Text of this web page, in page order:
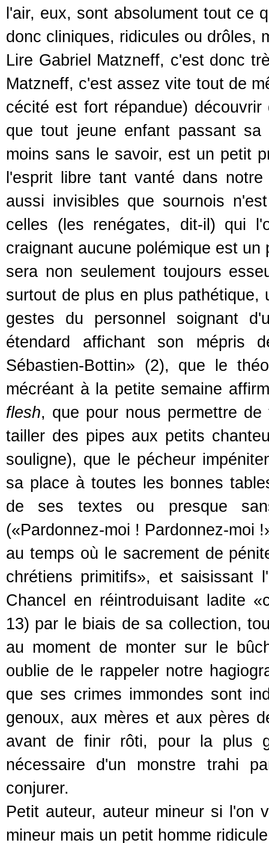
l'air, eux, sont absolument tout ce
donc cliniques, ridicules ou drôles,
Lire Gabriel Matzneff, c'est donc
Matzneff, c'est assez vite tout de
cécité est fort répandue)
que tout jeune enfant passant
moins sans le savoir, est un petit
l'esprit libre tant vanté dans
aussi invisibles que sournois
celles (les renégates, dit-il) qui
craignant aucune polémique est
sera non seulement toujours
surtout de plus en plus
gestes du personnel soignant
étendard affichant son mépris
Sébastien-Bottin» (2), que le
mécréant à la petite semaine
flesh, que pour nous permettre
tailler des pipes aux petits
souligne), que le pécheur
sa place à toutes les bonnes
de ses textes ou presque
(«Pardonnez-moi ! Pardonnez-moi
au temps où le sacrement de
chrétiens primitifs», et saisissant
Chancel en réintroduisant ladite
13) par le biais de sa collection,
au moment de monter sur le
oublie de le rappeler notre
que ses crimes immondes sont
genoux, aux mères et aux pères
avant de finir rôti, pour la plus
nécessaire d'un monstre trahi
conjurer.
Petit auteur, auteur mineur si l'on
mineur mais un petit homme